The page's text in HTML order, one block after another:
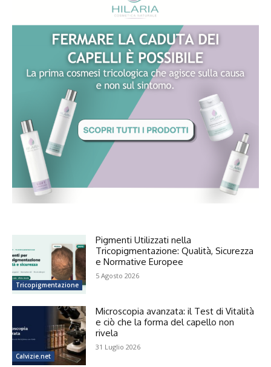
Tricopigmentazione
Pigmenti Utilizzati nella
Tricopigmentazione: Qualità, Sicurezza
e Normative Europee
5 Agosto 2026
Calvizie.net
Microscopia avanzata: il Test di Vitalità
e ciò che la forma del capello non
rivela
31 Luglio 2026